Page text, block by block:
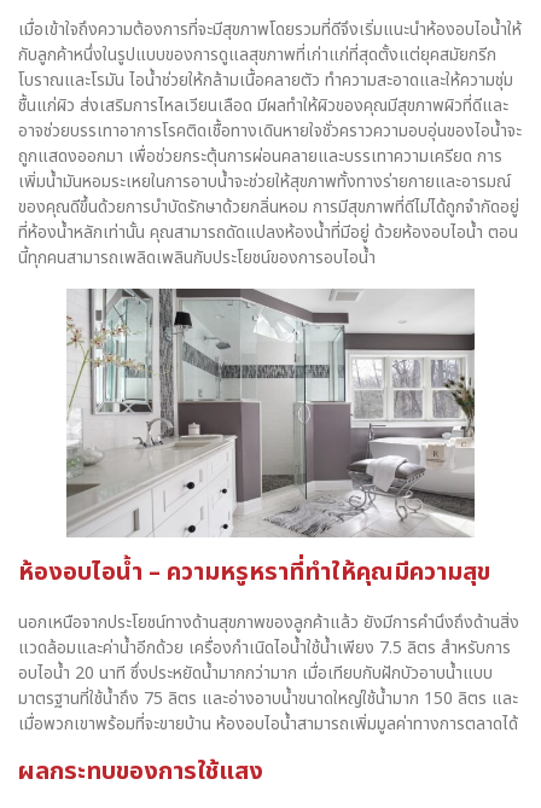
เมื่อเข้าใจถึงความต้องการที่จะมีสุขภาพโดยรวมที่ดีจึงเริ่มแนะนำห้องอบไอน้ำให้
กับลูกค้าหนึ่งในรูปแบบของการดูแลสุขภาพที่เก่าแก่ที่สุดตั้งแต่ยุคสมัยกรีก
โบราณและโรมัน ไอน้ำช่วยให้กล้ามเนื้อคลายตัว ทำความสะอาดและให้ความชุ่ม
ชื้นแก่ผิว ส่งเสริมการไหลเวียนเลือด มีผลทำให้ผิวของคุณมีสุขภาพผิวที่ดีและ
อาจช่วยบรรเทาอาการโรคติดเชื้อทางเดินหายใจชั่วคราวความอบอุ่นของไอน้ำจะ
ถูกแสดงออกมา เพื่อช่วยกระตุ้นการผ่อนคลายและบรรเทาความเครียด การ
เพิ่มน้ำมันหอมระเหยในการอาบน้ำจะช่วยให้สุขภาพทั้งทางร่ายกายและอารมณ์
ของคุณดีขึ้นด้วยการบำบัดรักษาด้วยกลิ่นหอม การมีสุขภาพที่ดีไม่ได้ถูกจำกัดอยู่
ที่ห้องน้ำหลักเท่านั้น คุณสามารถดัดแปลงห้องน้ำที่มีอยู่ ด้วยห้องอบไอน้ำ ตอน
นี้ทุกคนสามารถเพลิดเพลินกับประโยชน์ของการอบไอน้ำ
ห้องอบไอน้ำ – ความหรูหราที่ทำให้คุณมีความสุข
นอกเหนือจากประโยชน์ทางด้านสุขภาพของลูกค้าแล้ว ยังมีการคำนึงถึงด้านสิ่ง
แวดล้อมและค่าน้ำอีกด้วย เครื่องกำเนิดไอน้ำใช้น้ำเพียง 7.5 ลิตร สำหรับการ
อบไอน้ำ 20 นาที ซึ่งประหยัดน้ำมากกว่ามาก เมื่อเทียบกับฝักบัวอาบน้ำแบบ
มาตรฐานที่ใช้น้ำถึง 75 ลิตร และอ่างอาบน้ำขนาดใหญ่ใช้น้ำมาก 150 ลิตร และ
เมื่อพวกเขาพร้อมที่จะขายบ้าน ห้องอบไอน้ำสามารถเพิ่มมูลค่าทางการตลาดได้
ผลกระทบของการใช้แสง